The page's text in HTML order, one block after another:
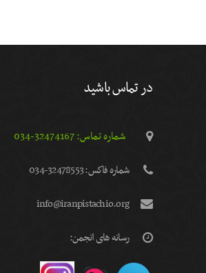
در تماس باشید
شماره تماس: 32474167-034
شماره فاكس: 32478553-034
info@iranpistachio.org
رسانه های انجمن: